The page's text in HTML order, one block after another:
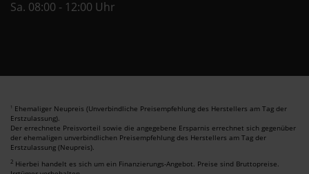
Sa. 08:00 - 12:00 Uhr
1 Ehemaliger Neupreis (Unverbindliche Preisempfehlung des Herstellers am Tag der
Erstzulassung).
Der errechnete Preisvorteil sowie die angegebene Ersparnis errechnet sich gegenüber
der ehemaligen unverbindlichen Preisempfehlung des Herstellers am Tag der
Erstzulassung (Neupreis).
2 Hierbei handelt es sich um ein Finanzierungs-Angebot. Preise sind Bruttopreise.